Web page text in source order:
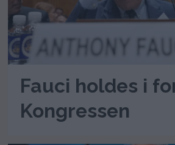
Fauci holdes i
Kongressen